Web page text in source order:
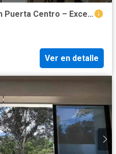
Departamento en renta en Puerta Centro – Excelente ubicación en Morelia
Ver en detalle